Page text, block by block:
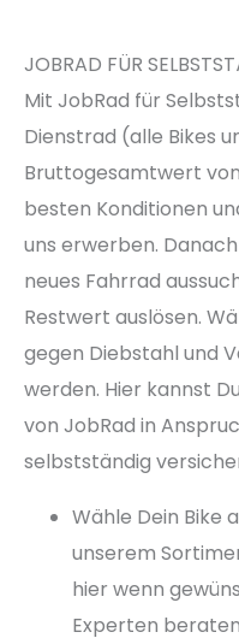
JOBRAD FÜR
Mit JobRad für
Dienstrad (alle Bikes
Bruttogesamtwert
besten Konditionen
uns erwerben.
neues Fahrrad
Restwert auslösen.
gegen Diebstahl und
werden. Hier kannst
von JobRad in
selbstständig
Wähle Dein Bike
unserem
hier wenn
Experten